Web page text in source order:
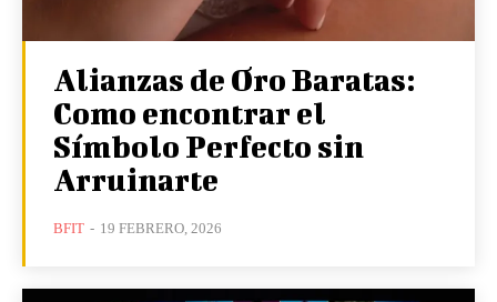
Alianzas de Oro Baratas:
Como encontrar el
Símbolo Perfecto sin
Arruinarte
BFIT - 19 FEBRERO, 2026